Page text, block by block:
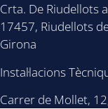
Crta. De Riudellots
17457, Riudellots
Girona
Instal·lacions
Carrer de Mollet,